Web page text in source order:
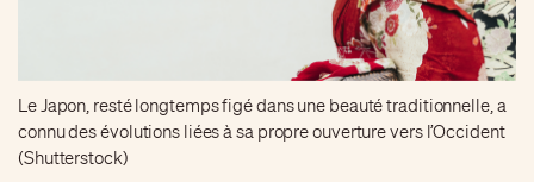
Le Japon, resté longtemps figé dans une beauté traditionnelle, a
connu des évolutions liées à sa propre ouverture vers l’Occident
(Shutterstock)